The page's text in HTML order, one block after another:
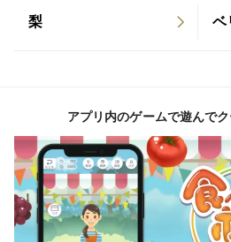
食べ頃を調整しながら楽しめま
毎日の食事の中で自然に取り入
す。
【おすすめの方】
梨 ベ
アプリ内のゲームで遊んで